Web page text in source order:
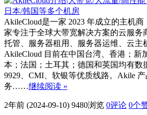
AkileCloud是一家 2023 年成立的主机
家专注于全球大带宽解决方案的云服务
托管、服务器租用、服务器运维、云主
AkileCloud 目前在中国台湾、香港；新
本；法国；土耳其；德国和英国均有数
9929、CMI、软银等优质线路。Akile
务……继续阅读 »
2年前 (2024-09-10) 9480浏览 0评论 0个